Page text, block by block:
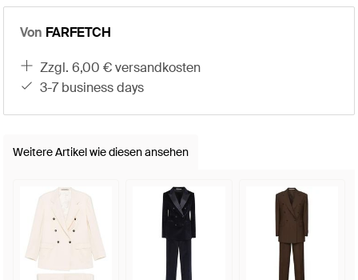
Von FARFETCH
zzgl. 6,00 € versandkosten
3-7 business days
Weitere Artikel wie diesen ansehen